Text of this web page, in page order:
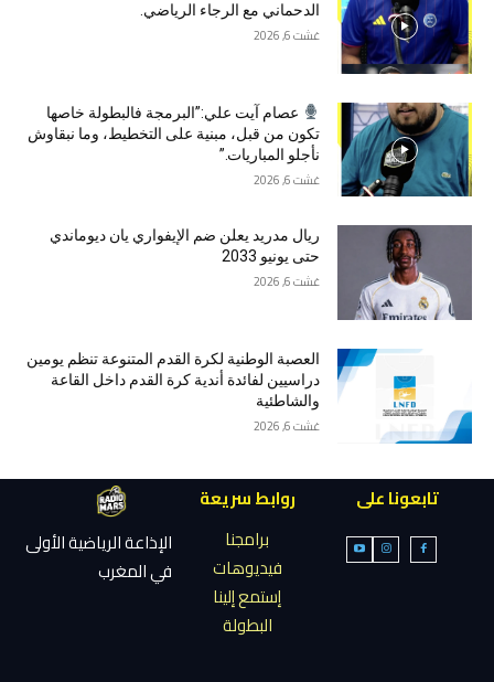
الدحماني مع الرجاء الرياضي.
غشت 6, 2026
عصام آيت علي:”البرمجة فالبطولة خاصها
تكون من قبل، مبنية على التخطيط، وما نبقاوش
نأجلو المباريات.”
غشت 6, 2026
ريال مدريد يعلن ضم الإيفواري يان ديوماندي
حتى يونيو 2033
غشت 6, 2026
العصبة الوطنية لكرة القدم المتنوعة تنظم يومين
دراسيين لفائدة أندية كرة القدم داخل القاعة
والشاطئية
غشت 6, 2026
تابعونا على
روابط سريعة
برامجنا
فيديوهات
إستمع إلينا
البطولة
الإذاعة الرياضية الأولى
في المغرب